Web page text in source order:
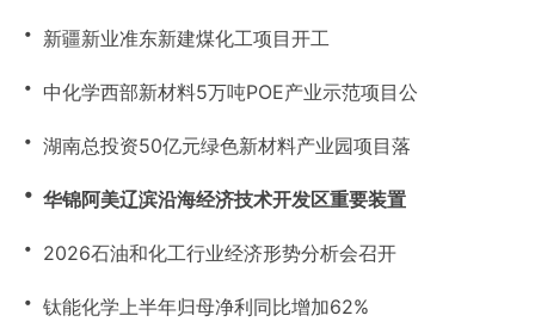
・ 新疆新业准东新建煤化工项目开工
・ 中化学西部新材料5万吨POE产业示范项目公
・ 湖南总投资50亿元绿色新材料产业园项目落
・ 华锦阿美辽滨沿海经济技术开发区重要装置
・ 2026石油和化工行业经济形势分析会召开
・ 钛能化学上半年归母净利同比增加62%